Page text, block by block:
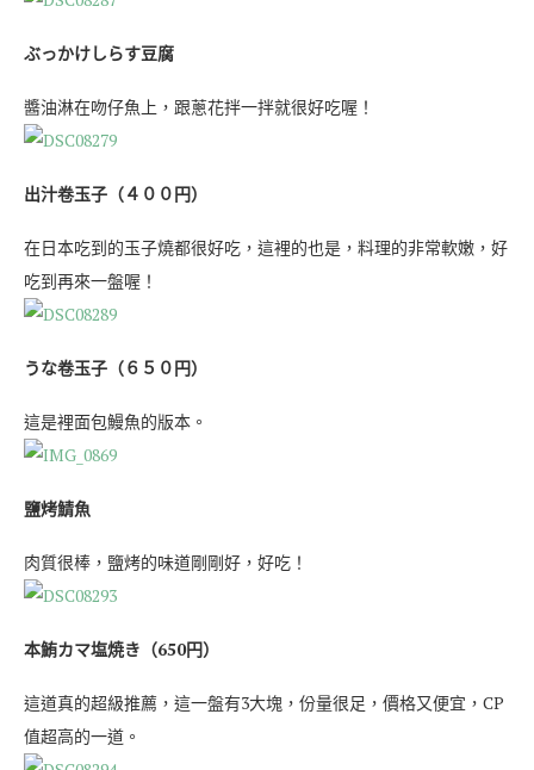
ぶっかけしらす豆腐
醬油淋在吻仔魚上，跟蔥花拌一拌就很好吃喔！
出汁卷玉子（４００円）
在日本吃到的玉子燒都很好吃，這裡的也是，料理的非常軟嫩，好
吃到再來一盤喔！
うな卷玉子（６５０円）
這是裡面包鰻魚的版本。
鹽烤鯖魚
肉質很棒，鹽烤的味道剛剛好，好吃！
本鮪カマ塩焼き（650円）
這道真的超級推薦，這一盤有3大塊，份量很足，價格又便宜，CP
值超高的一道。